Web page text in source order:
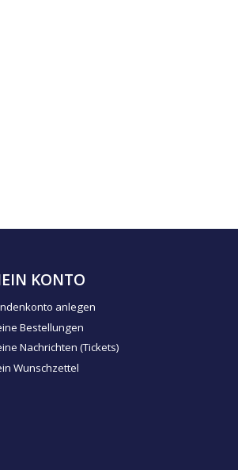
KONTO
anlegen
Bestellungen
Nachrichten (Tickets)
Wunschzettel